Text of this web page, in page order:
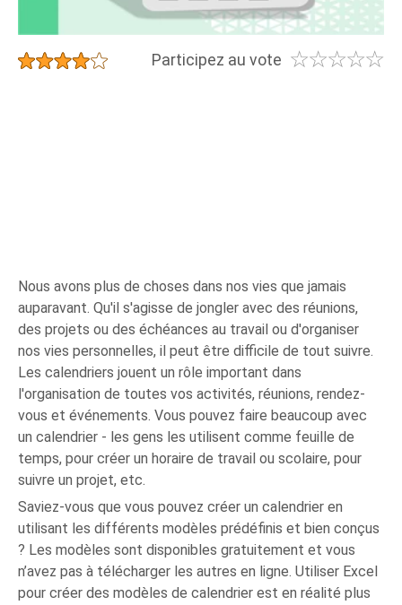
Participez au vote ☆☆☆☆☆
★★★★★
Nous avons plus de choses dans nos vies que jamais
auparavant. Qu'il s'agisse de jongler avec des réunions,
des projets ou des échéances au travail ou d'organiser
nos vies personnelles, il peut être difficile de tout suivre.
Les calendriers jouent un rôle important dans
l'organisation de toutes vos activités, réunions, rendez-
vous et événements. Vous pouvez faire beaucoup avec
un calendrier - les gens les utilisent comme feuille de
temps, pour créer un horaire de travail ou scolaire, pour
suivre un projet, etc.
Saviez-vous que vous pouvez créer un calendrier en
utilisant les différents modèles prédéfinis et bien conçus
? Les modèles sont disponibles gratuitement et vous
n’avez pas à télécharger les autres en ligne. Utiliser Excel
pour créer des modèles de calendrier est en réalité plus